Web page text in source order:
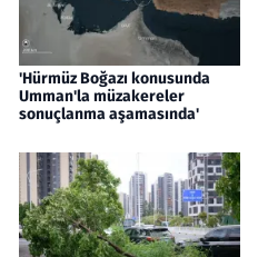
'Hürmüz Boğazı konusunda
Umman'la müzakereler
sonuçlanma aşamasında'